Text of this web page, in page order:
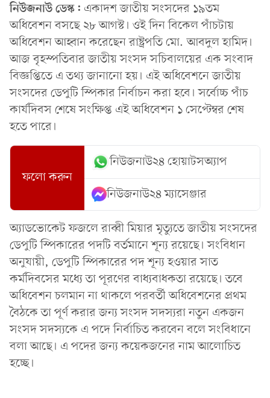
নিউজনাউ ডেস্ক: একাদশ জাতীয় সংসদের ১৯তম
অধিবেশন বসছে ২৮ আগস্ট। ওই দিন বিকেল পাঁচটায়
অধিবেশন আহ্বান করেছেন রাষ্ট্রপতি মো. আবদুল হামিদ।
আজ বৃহস্পতিবার জাতীয় সংসদ সচিবালয়ের এক সংবাদ
বিজ্ঞপ্তিতে এ তথ্য জানানো হয়। এই অধিবেশনে জাতীয়
সংসদের ডেপুটি স্পিকার নির্বাচন করা হবে। সর্বোচ্চ পাঁচ
কার্যদিবস শেষে সংক্ষিপ্ত এই অধিবেশন ১ সেপ্টেম্বর শেষ
হতে পারে।
ফলো করুন
নিউজনাউ২৪ হোয়াটসঅ্যাপ
নিউজনাউ২৪ ম্যাসেঞ্জার
অ্যাডভোকেট ফজলে রাব্বী মিয়ার মৃত্যুতে জাতীয় সংসদের
ডেপুটি স্পিকারের পদটি বর্তমানে শূন্য রয়েছে। সংবিধান
অনুযায়ী, ডেপুটি স্পিকারের পদ শূন্য হওয়ার সাত
কর্মদিবসের মধ্যে তা পূরণের বাধ্যবাধকতা রয়েছে। তবে
অধিবেশন চলমান না থাকলে পরবর্তী অধিবেশনের প্রথম
বৈঠকে তা পূর্ণ করার জন্য সংসদ সদস্যরা নতুন একজন
সংসদ সদস্যকে এ পদে নির্বাচিত করবেন বলে সংবিধানে
বলা আছে। এ পদের জন্য কয়েকজনের নাম আলোচিত
হচ্ছে।